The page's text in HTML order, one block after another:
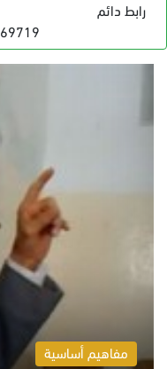
رابط دائم
مفاهيم أساسية